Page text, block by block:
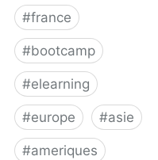
#france
#bootcamp
#elearning
#europe #asie
#ameriques